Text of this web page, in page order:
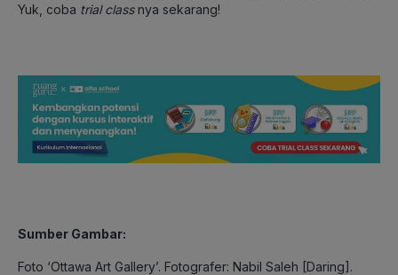
Yuk, coba trial classnya sekarang!
Sumber Gambar:
Foto ‘Ottawa Art Gallery’. Fotografer: Nabil Saleh [Daring].